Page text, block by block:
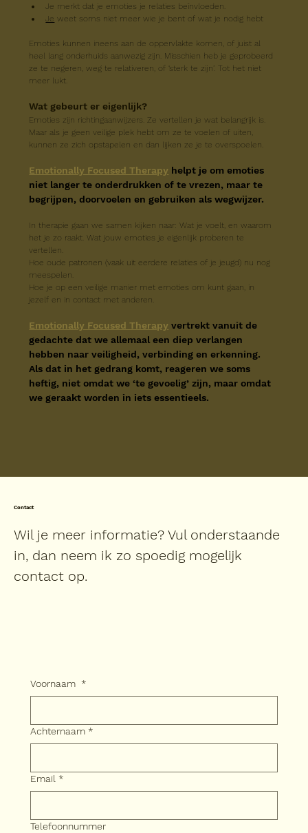
Je merkt dat je emoties je relaties beïnvloeden.
Je weet soms niet meer wie je bent of wat je nodig hebt
Emoties kunnen ineens aan de oppervlakte komen, of juist al
heel lang onderhuids aanwezig zijn. Misschien heb je geprobeerd
ze te negeren, weg te relativeren, of ‘sterk te zijn’. Tot het niet
meer lukt.
Wat gebeurt er eigenlijk?
Emoties zijn richtingaanwijzers. Ze vertellen je wat belangrijk is.
Maar als je geen veilige plek hebt om ze te voelen of uiten,
kunnen ze zich opstapelen en dan lijken ze je te overspoelen.
Emotionally Focused Therapy helpt je om emoties
niet langer te onderdrukken of te vrezen, maar te
begrijpen, doorvoelen en gebruiken als wegwijzer.
In therapie gaan we samen kijken naar: Wat je voelt, en waarom
het je zo raakt. Wat jouw emoties je eigenlijk proberen te
vertellen.
Hoe oude patronen (vaak uit eerdere relaties of je jeugd) nu nog
meespelen.
Hoe je op een veilige manier met emoties om kunt gaan, in
jezelf en in contact met anderen.
Emotionally Focused Therapy vertrekt vanuit de
gedachte dat we allemaal een diep verlangen
hebben naar veiligheid, verbinding en erkenning.
Als dat in het gedrang komt, reageren we soms
heftig, niet omdat we ‘te gevoelig’ zijn, maar omdat
we geraakt worden in iets essentieels.
Contact
Wil je meer informatie? Vul onderstaande
in, dan neem ik zo spoedig mogelijk
contact op.
Voornaam *
Achternaam *
Email *
Telefoonnummer